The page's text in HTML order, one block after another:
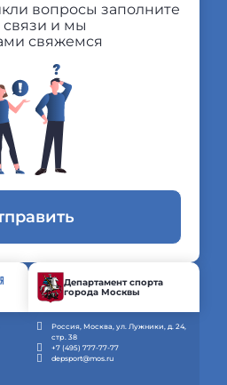
вопросы заполните
и мы
свяжемся
Департамент спорта
города Москвы
Россия, Москва, ул. Лужники, д. 24,
стр. 38
+7 (495) 777-77-77
depsport@mos.ru